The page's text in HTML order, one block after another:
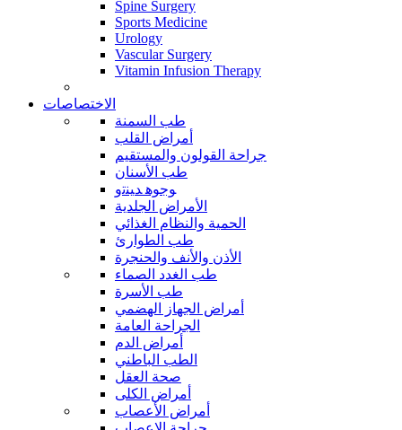
Spine Surgery
Sports Medicine
Urology
Vascular Surgery
Vitamin Infusion Therapy
الاختصاصات
طب السمنة
أمراض القلب
جراحة القولون والمستقيم
طب الأسنان
ﻮﺟﻮﻫ ﺪﻴﻨﺗﻭ
الأمراض الجلدية
الحمية والنظام الغذائي
طب الطوارئ
الأذن والأنف والحنجرة
طب الغدد الصماء
طب الأسرة
أمراض الجهاز الهضمي
الجراحة العامة
أمراض الدم
الطب الباطني
صحة العقل
أمراض الكلى
أمراض الأعصاب